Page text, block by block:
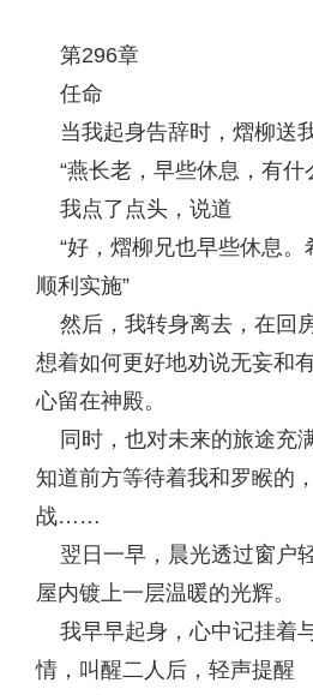
第296章
任命
当我起身告辞时，熠柳送
“燕长老，早些休息，有什
我点了点头，说道
“好，熠柳兄也早些休息。
顺利实施”
然后，我转身离去，在回
想着如何更好地劝说无妄和
心留在神殿。
同时，也对未来的旅途充
知道前方等待着我和罗睺的
战……
翌日一早，晨光透过窗户
屋内镀上一层温暖的光辉。
我早早起身，心中记挂着
情，叫醒二人后，轻声提醒